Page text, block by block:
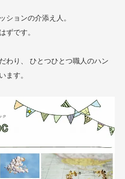
ションの介添え人。
ずです。
わり、 ひとつひとつ職人のハン
ます。